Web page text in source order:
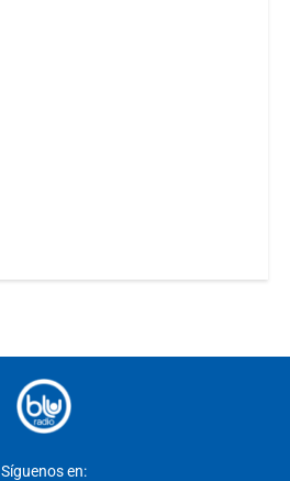
Síguenos en: